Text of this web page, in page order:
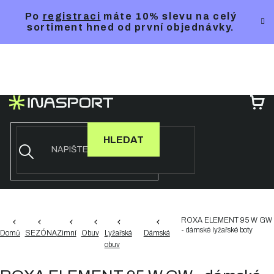
Po registraci máte 10% slevu na celý
sortiment hned od první objednávky.
HLEDAT
Domů SEZÓNAZimní Obuv
Lyžařská
obuv
Dámská
ROXA ELEMENT 95 W GW
- dámské lyžařské boty